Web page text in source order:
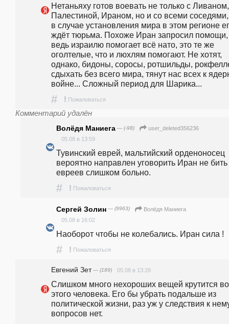
Нетаньяху готов воевать не только с Ливаном,
Палестиной, Ираном, но и со всеми соседями,
в случае установления мира в этом регионе
ждёт тюрьма. Похоже Иран запросил помощи,
ведь израилю помогает всё нато, это те же
оголтелые, что и люхлям помогают. Не хотят,
однако, бидоны, соросы, ротшильды,
сдыхать без всего мира, тянут нас всех к
войне... Сложный период для Шарика...
# ! Пожаловаться
Комментарий удалён
Волёдя Маниега — (-98)
user_deleted356236
05.08 в 13:59
Тувинский еврей, мальтийский орденоносец
вероятно направлен уговорить Иран не бить
евреев слишком больно.
# ! Пожаловаться
Сергей Золин — (9963)
Волёдя Маниега
05.08 в 16:02
Наоборот чтобы не колебались. Иран сила !
# ! Пожаловаться
Евгений Зет— (189) 05.08 в 13:28
Слишком много нехороших вещей крутится
этого человека. Его бы убрать подальше из
политической жизни, раз уж у следствия к
вопросов нет.